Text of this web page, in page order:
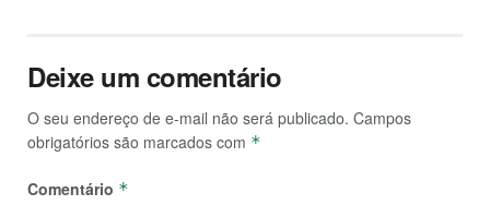
Deixe um comentário
O seu endereço de e-mail não será publicado. Campos
obrigatórios são marcados com *
Comentário *